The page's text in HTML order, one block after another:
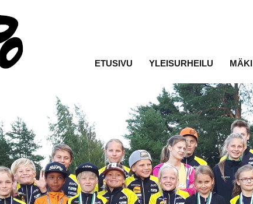
ETUSIVU YLEISURHEILU MÄKI